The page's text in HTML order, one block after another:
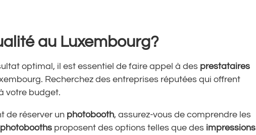
au Luxembourg?
optimal, il est essentiel de faire appel à des prestataires
Recherchez des entreprises réputées qui offrent
votre budget.
de réserver un photobooth, assurez-vous de comprendre les
photobooths proposent des options telles que des impressions